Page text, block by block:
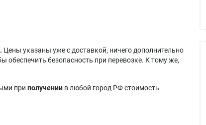
Цены указаны уже с доставкой, ничего дополнительно
безопасность при перевозке. К тому же,
при получении в любой город РФ стоимость